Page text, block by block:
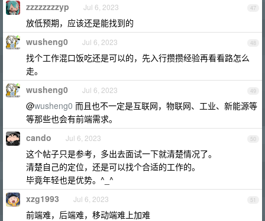
47
zzzzzzzzyp Jul 6, 2023
放低预期，应该还是能找到的
48
wusheng0 Jul 6, 2023
找个工作混口饭吃还是可以的，先入行攒攒经验再看看路怎么
走。
49
wusheng0 Jul 6, 2023
@wusheng0 而且也不一定是互联网，物联网、工业、新能源等
等那些也会有前端需求。
50
cando Jul 6, 2023
这个帖子只是参考，多出去面试一下就清楚情况了。
清楚自己的定位，还是可以找个合适的工作的。
毕竟年轻也是优势。^_^
51
xzg1993 Jul 6, 2023
前端难，后端难，移动端难上加难